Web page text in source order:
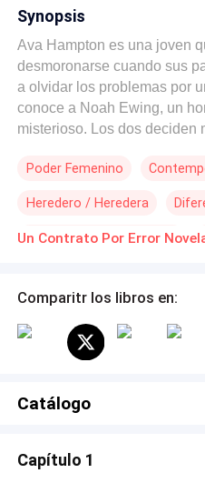
Synopsis
Ava Hampton es una joven
desmoronarse cuando sus
a olvidar los problemas por
conoce a Noah Ewing, un
misterioso. Los dos deciden
que iba a ser solo una
las consecuencias de su
que enfrentarse a los
Poder Femenino
Heredero / Heredera
Matrimonio por Contrato
Comparitr los libros en:
Catálogo
Capítulo 1